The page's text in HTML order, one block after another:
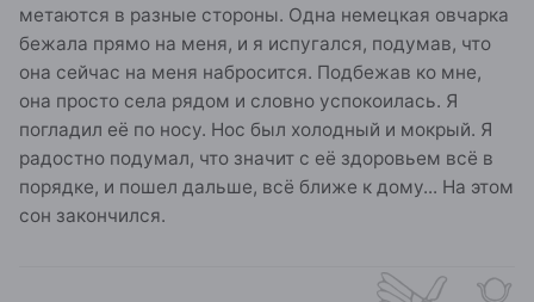
метаются в разные стороны. Одна немецкая овчарка
бежала прямо на меня, и я испугался, подумав, что
она сейчас на меня набросится. Подбежав ко мне,
она просто села рядом и словно успокоилась. Я
погладил её по носу. Нос был холодный и мокрый. Я
радостно подумал, что значит с её здоровьем всё в
порядке, и пошел дальше, всё ближе к дому... На этом
сон закончился.